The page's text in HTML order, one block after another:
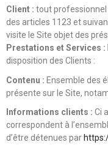
Client : tout professionnel
des articles 1123 et
visite le Site objet des
Prestations et Services :
disposition des Clients :
Contenu : Ensemble des
présente sur le Site,
Informations clients : Ci
correspondent à
d’être détenues par